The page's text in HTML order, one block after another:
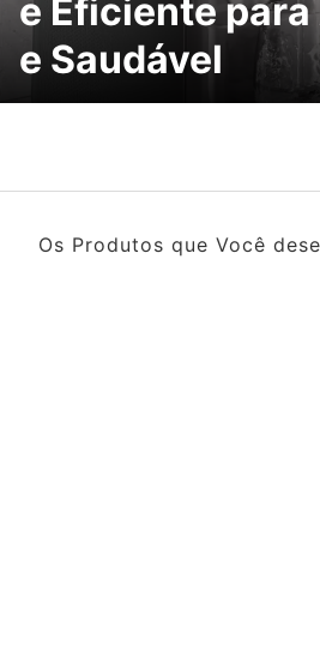
e Eficiente para
e Saudável
Os Produtos que Você